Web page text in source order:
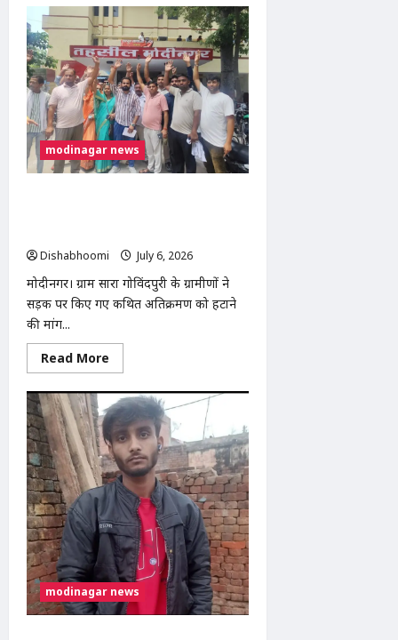
अखिलेश
यादव
के
जन्मदिवस
पर
मुरादनगर
में
सपा
महिला
सभा
का
सघन
वृक्षारोपण
अभियान,
modinagar news
Dishabhoomi
July 6, 2026
मोदीनगर। ग्राम सारा गोविंदपुरी के ग्रामीणों ने
सड़क पर किए गए कथित अतिक्रमण को हटाने
की मांग...
Read More
more
मोदीनगर:
सड़क
अतिक्रमण
हटाने
की
मांग
को
लेकर
ग्रामीणों
ने
तहसील
दिवस
में
सौंपा
ज्ञापन,
निर्माण
कार्य
रोकने
की
modinagar news